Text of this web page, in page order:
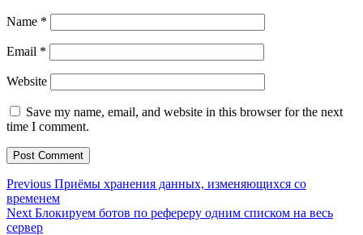
Name *
Email *
Website
Save my name, email, and website in this browser for the next
time I comment.
Post
navigation
Previous Previous
post:
Приёмы хранения данных, изменяющихся со
временем
Next Next
post:
Блокируем ботов по рефереру одним списком на весь
сервер